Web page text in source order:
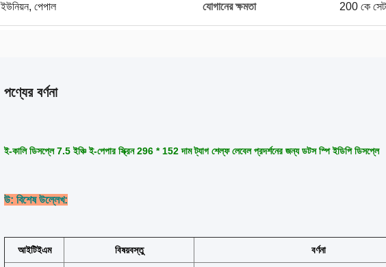
ইউনিয়ন, পেপাল যোগানের ক্ষমতা 200 কে
পণ্যের বর্ণনা
ই-কালি ডিসপ্লে 7.5 ইঞ্চি ই-পেপার স্ক্রিন 296 * 152 দাম ট্যাগ শেল্ফ লেবেল প্রদর্শনের জন্য ডটস স্পি ইডিপি ডিসপ্লে
উ: বিশেষ উল্লেখ:
আইটিইএম বিষয়বস্তু বর্ণনা